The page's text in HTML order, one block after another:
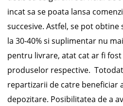
incat sa se poata lansa
succesive. Astfel, se pot
la 30-40% si suplimentar nu
pentru livrare, atat cat ar fi
produselor respective.
repartizarii de catre beneficiar
depozitare. Posibilitatea de a